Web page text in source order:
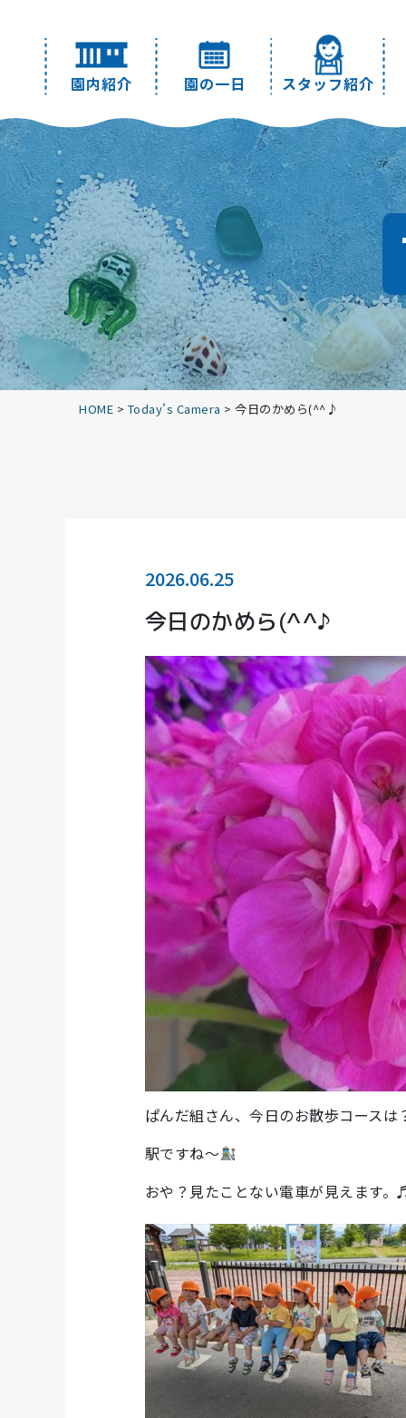
園内紹介 園の一日 スタッフ紹介
HOME > Today’s Camera > 今日のかめら(^^♪
2026.06.25
今日のかめら(^^♪
ぱんだ組さん、今日のお散歩コースは
駅ですね～
おや？見たことない電車が見えます